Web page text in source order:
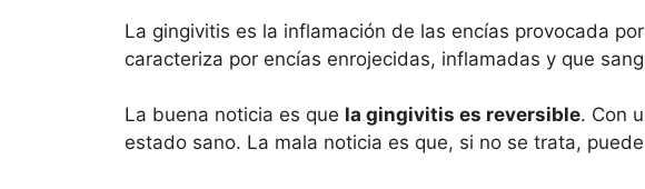
La gingivitis es la inflamación de las encías provocada
caracteriza por encías enrojecidas, inflamadas y que
La buena noticia es que la gingivitis es reversible. Con
estado sano. La mala noticia es que, si no se trata,